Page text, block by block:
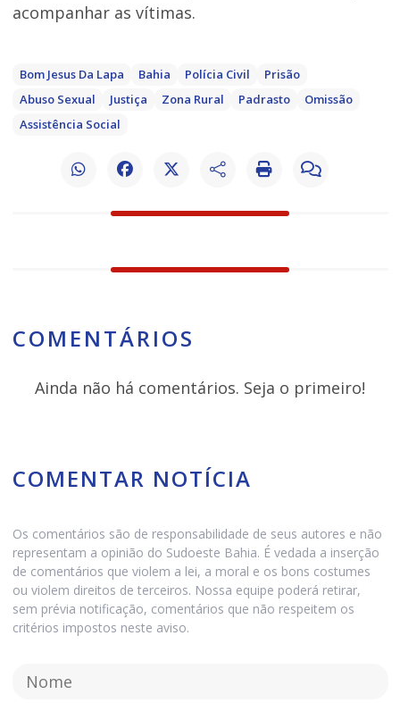
acompanhar as vítimas.
Bom Jesus Da Lapa Bahia Polícia Civil
Prisão
Abuso Sexual
Justiça Zona Rural Padrasto
Omissão
Assistência Social
COMENTÁRIOS
Ainda não há comentários. Seja o primeiro!
COMENTAR NOTÍCIA
Os comentários são de responsabilidade de seus autores e não
representam a opinião do Sudoeste Bahia. É vedada a inserção
de comentários que violem a lei, a moral e os bons costumes
ou violem direitos de terceiros. Nossa equipe poderá retirar,
sem prévia notificação, comentários que não respeitem os
critérios impostos neste aviso.